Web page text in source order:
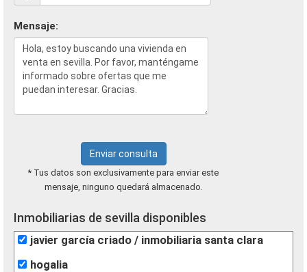
Mensaje:
Enviar consulta
* Tus datos son exclusivamente para enviar este
mensaje, ninguno quedará almacenado.
Inmobiliarias de sevilla disponibles
javier garcía criado / inmobiliaria santa clara
hogalia